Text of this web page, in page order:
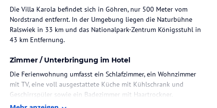
Die Villa Karola befindet sich in Göhren, nur 500 Meter vom
Nordstrand entfernt. In der Umgebung liegen die Naturbühne
Ralswiek in 33 km und das Nationalpark-Zentrum Königsstuhl in
43 km Entfernung.
Zimmer / Unterbringung im Hotel
Die Ferienwohnung umfasst ein Schlafzimmer, ein Wohnzimmer
mit TV, eine voll ausgestattete Küche mit Kühlschrank und
Geschirrspüler sowie ein Badezimmer mit Haartrockner.
Handtücher und Bettwäsche werden bereitgestellt.